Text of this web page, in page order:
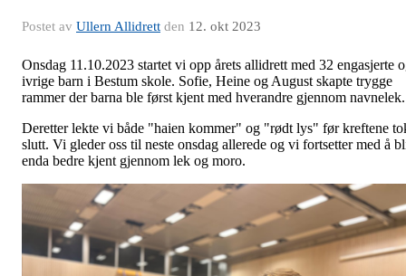
Postet av Ullern Allidrett den 12. okt 2023
Onsdag 11.10.2023 startet vi opp årets allidrett med 32 engasjerte
ivrige barn i Bestum skole. Sofie, Heine og August skapte trygge
rammer der barna ble først kjent med hverandre gjennom navnelek.
Deretter lekte vi både "haien kommer" og "rødt lys" før kreftene
slutt. Vi gleder oss til neste onsdag allerede og vi fortsetter med å
enda bedre kjent gjennom lek og moro.